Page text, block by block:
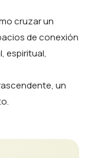
cruzar un
de conexión
espiritual,
un